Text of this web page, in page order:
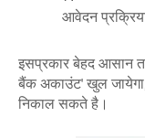
आवेदन
इसप्रकार बेहद आसान
बैंक अकाउंट' खुल
निकाल सकते है।